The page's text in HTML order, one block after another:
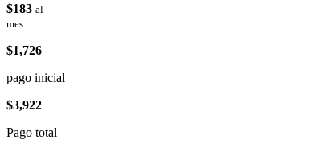
$183 al
mes
$1,726
pago inicial
$3,922
Pago total